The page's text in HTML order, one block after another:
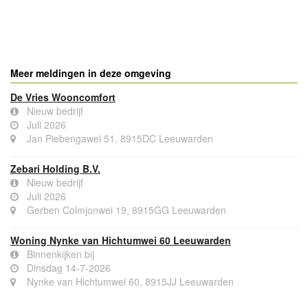
Meer meldingen in deze omgeving
De Vries Wooncomfort
Nieuw bedrijf
Juli 2026
Jan Piebengawei 51, 8915DC Leeuwarden
Zebari Holding B.V.
Nieuw bedrijf
Juli 2026
Gerben Colmjonwei 19, 8915GG Leeuwarden
Woning Nynke van Hichtumwei 60 Leeuwarden
Binnenkijken bij
Dinsdag 14-7-2026
Nynke van Hichtumwei 60, 8915JJ Leeuwarden